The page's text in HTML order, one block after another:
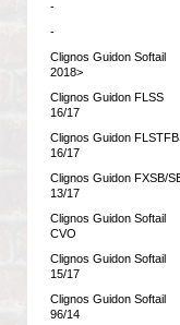
-
-
Clignos Guidon Softail
2018>
Clignos Guidon FLSS
16/17
Clignos Guidon
16/17
Clignos Guidon FXSB/
13/17
Clignos Guidon Softail
CVO
Clignos Guidon Softail
15/17
Clignos Guidon Softail
96/14